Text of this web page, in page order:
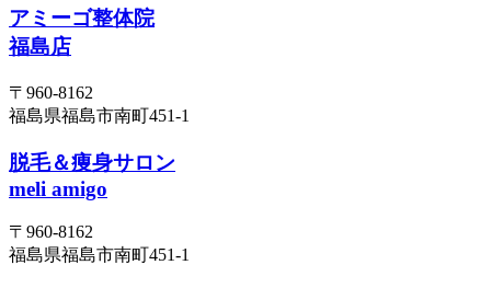
アミーゴ整体院
福島店
〒960-8162
福島県福島市南町451-1
脱毛＆痩身サロン
meli amigo
〒960-8162
福島県福島市南町451-1